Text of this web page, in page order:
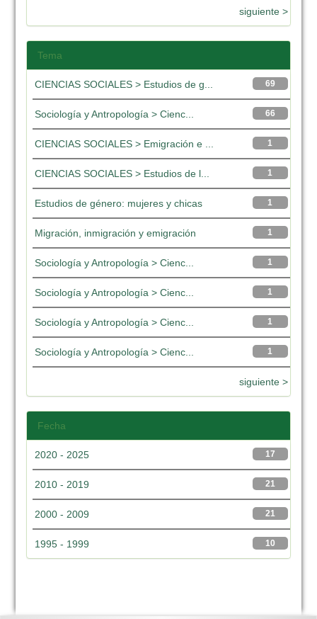
siguiente >
Tema
69
CIENCIAS SOCIALES > Estudios de g...
66
Sociología y Antropología > Cienc...
1
CIENCIAS SOCIALES > Emigración e ...
1
CIENCIAS SOCIALES > Estudios de l...
1
Estudios de género: mujeres y chicas
1
Migración, inmigración y emigración
1
Sociología y Antropología > Cienc...
1
Sociología y Antropología > Cienc...
1
Sociología y Antropología > Cienc...
1
Sociología y Antropología > Cienc...
siguiente >
Fecha
17
2020 - 2025
21
2010 - 2019
21
2000 - 2009
10
1995 - 1999